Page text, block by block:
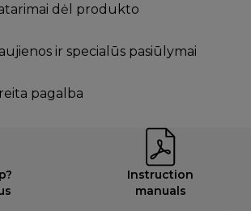
dėl produkto
ir specialūs pasiūlymai
pagalba
Instruction
manuals